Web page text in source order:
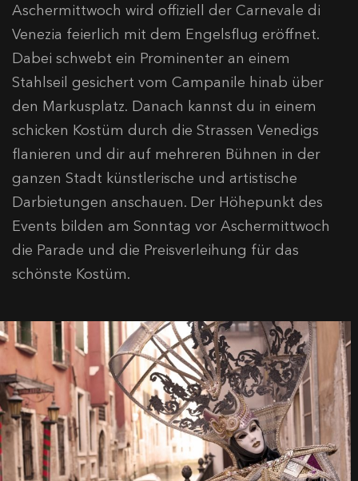
Aschermittwoch wird offiziell der Carnevale di
Venezia feierlich mit dem Engelsflug eröffnet.
Dabei schwebt ein Prominenter an einem
Stahlseil gesichert vom Campanile hinab über
den Markusplatz. Danach kannst du in einem
schicken Kostüm durch die Strassen Venedigs
flanieren und dir auf mehreren Bühnen in der
ganzen Stadt künstlerische und artistische
Darbietungen anschauen. Der Höhepunkt des
Events bilden am Sonntag vor Aschermittwoch
die Parade und die Preisverleihung für das
schönste Kostüm.